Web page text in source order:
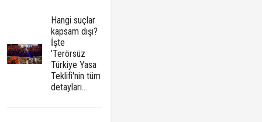
Hangi suçlar
kapsam dışı?
İşte
'Terörsüz
Türkiye Yasa
Teklifi'nin tüm
detayları...